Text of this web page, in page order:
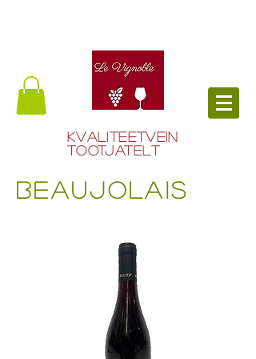
Kvaliteetvein
tootjatelt
BEAUJOLAIS